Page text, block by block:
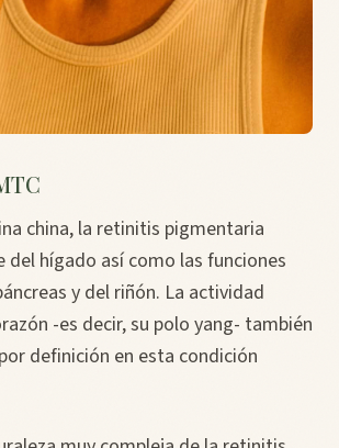
china, la retinitis pigmentaria
del hígado así como las funciones
y del riñón. La actividad
-es decir, su polo yang- también
definición en esta condición